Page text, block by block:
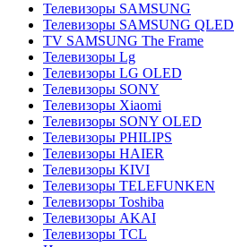
Телевизоры SAMSUNG
Телевизоры SAMSUNG QLED
TV SAMSUNG The Frame
Телевизоры Lg
Телевизоры LG OLED
Телевизоры SONY
Телевизоры Xiaomi
Телевизоры SONY OLED
Телевизоры PHILIPS
Телевизоры HAIER
Телевизоры KIVI
Телевизоры TELEFUNKEN
Телевизоры Toshiba
Телевизоры AKAI
Телевизоры TCL